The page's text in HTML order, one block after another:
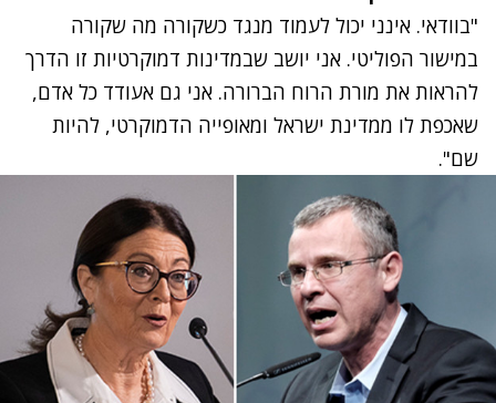
"בוודאי. אינני יכול לעמוד מנגד כשקורה מה שקורה
במישור הפוליטי. אני יושב שבמדינות דמוקרטיות זו הדרך
להראות את מורת הרוח הברורה. אני גם אעודד כל אדם,
שאכפת לו ממדינת ישראל ומאופייה הדמוקרטי, להיות
שם".